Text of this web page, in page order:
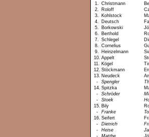
1. Christmann
2.
Roloff
3.
Kohlstock
4.
Deutsch
5.
Borkowski
6.
Berthold
7.
Schlegel
8.
Cornelius
9.
Heinzelmann
10. Appelt
11.
Kögel
12. Stöckmann
13. Neudeck
-
Spengler
14. Spitzka
-
Schröder
-
Stoek
15. Bily
-
Franke
16. Seifert
-
Dietrich
-
Heise
-
Matthe